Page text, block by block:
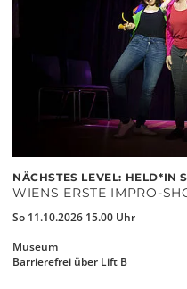
NÄCHSTES LEVEL: HELD*IN
WIENS ERSTE IMPRO-
So 11.10.2026 15.00 Uhr
Museum
Barrierefrei über Lift B